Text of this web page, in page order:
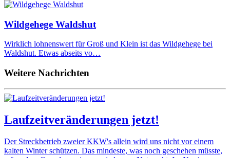
Wildgehege Waldshut
Wirklich lohnenswert für Groß und Klein ist das Wildgehege bei
Waldshut. Etwas abseits vo…
Weitere Nachrichten
Laufzeitveränderungen jetzt!
Der Streckbetrieb zweier KKW's allein wird uns nicht vor einem
kalten Winter schützen. Das mindeste, was noch geschehen müsste,